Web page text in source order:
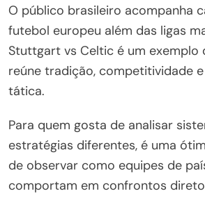
O público brasileiro acompanha
futebol europeu além das ligas
Stuttgart vs Celtic é um
reúne tradição, competitividade
tática.
Para quem gosta de analisar
estratégias diferentes, é uma
de observar como equipes de
comportam em confrontos